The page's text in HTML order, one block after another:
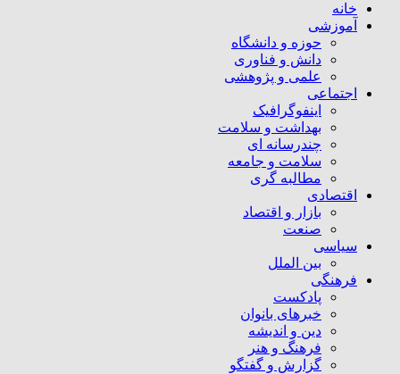
خانه
آموزشی
حوزه و دانشگاه
دانش و فناوری
علمی و پژوهشی
اجتماعی
اینفوگرافیک
بهداشت و سلامت
چندرسانه ای
سلامت و جامعه
مطالبه گری
اقتصادی
بازار و اقتصاد
صنعت
سیاسی
بین الملل
فرهنگی
پادکست
خبرهای بانوان
دین و اندیشه
فرهنگ و هنر
گزارش و گفتگو